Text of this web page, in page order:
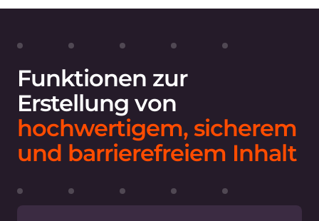
Funktionen zur
Erstellung von
hochwertigem, sicherem
und barrierefreiem Inhalt